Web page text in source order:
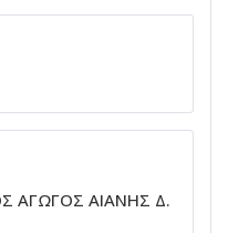
ΑΓΩΓΟΣ ΑΙΑΝΗΣ Δ.